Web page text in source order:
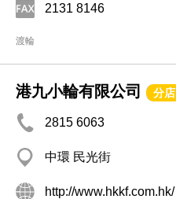
2131 8146
渡輪
港九小輪有限公司 分店
2815 6063
中環 民光街
http://www.hkkf.com.hk/